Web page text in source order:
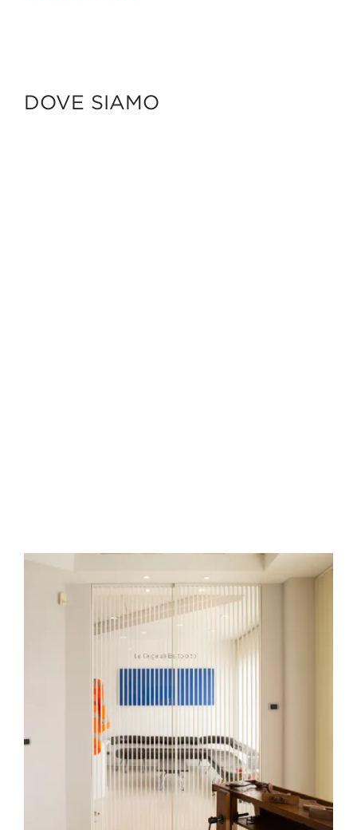
DOVE SIAMO